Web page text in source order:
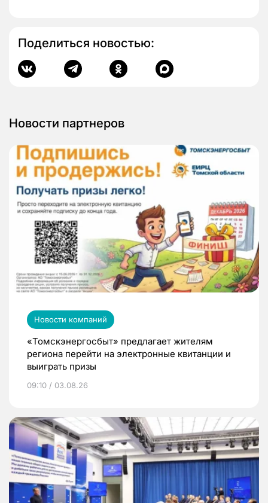
Поделиться новостью:
Новости партнеров
Новости компаний
«Томскэнергосбыт» предлагает жителям
региона перейти на электронные квитанции и
выиграть призы
09:10 / 03.08.26